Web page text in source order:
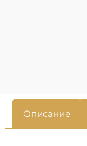
Описание